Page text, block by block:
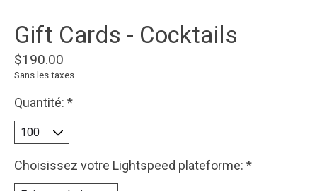
Gift Cards - Cocktails
$190.00
Sans les taxes
Quantité: *
Choisissez votre Lightspeed plateforme: *